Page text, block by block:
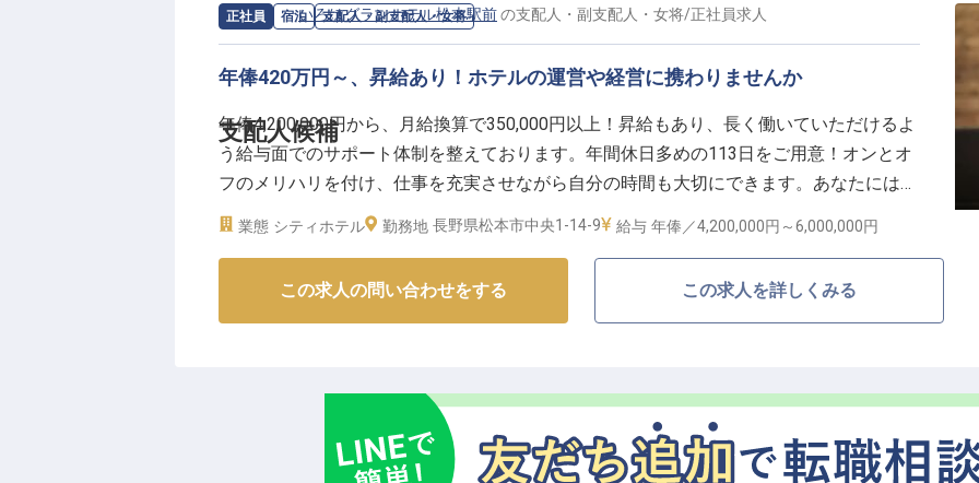
こにあります。
あなたの経験と情熱が、お客様の笑顔に直結する喜びを感じられるでしょう。
マネージャー候補として、支配人を支えながらホテル運営全般に携わり、スタッフの育成
や客室販売戦略の企画など、幅広い業務でご活躍いただけます。
経験豊富な方はもちろん、新たな挑戦を求める方も歓迎します。
住宅手当の支給もあり、安心して長く働ける環境です。
指しませんか。
正社員 宿泊 支配人・副支配人・女将
支配人候補
求人情報：いろはグランホテル松本駅前の支配人・副支配人・女将/正社員求人
年俸420万円～、昇給あり！ホテルの運営や経営に携わりませんか
年俸4,200,000円から、月給換算で350,000円以上！昇給もあり、長く働いていただけるよ
う給与面でのサポート体制を整えております。年間休日多めの113日をご用意！オンとオ
フのメリハリを付け、仕事を充実させながら自分の時間も大切にできます。あなたには、
支配人候補をお任せ。マネジメント部門で、「経営力・管理力」を磨きませんか？ホテル
業態 シティホテル 勤務地 長野県松本市中央1-14-9 給与 年俸／4,200,000円～6,000,000円
この求人の問い合わせをする この求人を詳しくみる